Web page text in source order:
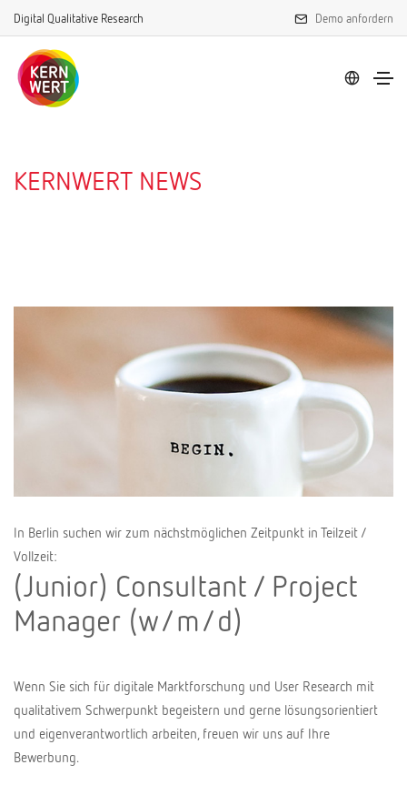
Digital Qualitative Research Demo anfordern
KERNWERT NEWS
In Berlin suchen wir zum nächstmöglichen Zeitpunkt in Teilzeit /
Vollzeit:
(Junior) Consultant / Project
Manager (w/m/d)
Wenn Sie sich für digitale Marktforschung und User Research mit
qualitativem Schwerpunkt begeistern und gerne lösungsorientiert
und eigenverantwortlich arbeiten, freuen wir uns auf Ihre
Bewerbung.